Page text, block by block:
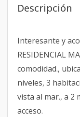
Descripción
Interesante y
RESIDENCIAL
comodidad.,
niveles, 3
vista al mar., a 2
acceso.